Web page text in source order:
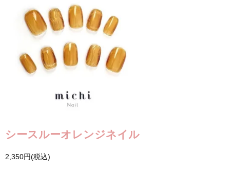
シースルーオレンジネイル
2,350円(税込)